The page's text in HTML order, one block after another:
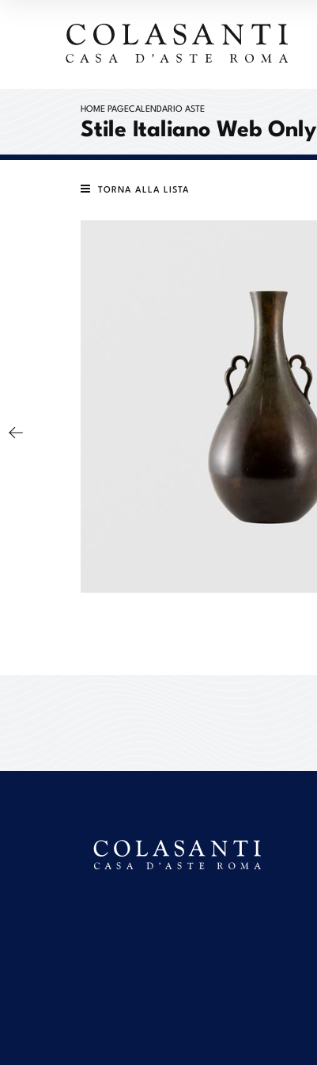
HOME PAGECALENDARIO ASTE
Stile Italiano Web Only
TORNA ALLA LISTA